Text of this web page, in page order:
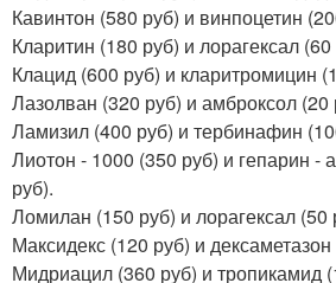
Кавинтон (580 руб) и винпоцетин
Кларитин (180 руб) и лорагексал (60
Клацид (600 руб) и кларитромицин
Лазолван (320 руб) и амброксол (20
Ламизил (400 руб) и тербинафин
Лиотон - 1000 (350 руб) и гепарин -
руб).
Ломилан (150 руб) и лорагексал (50
Максидекс (120 руб) и
Мидриацил (360 руб) и тропикамид